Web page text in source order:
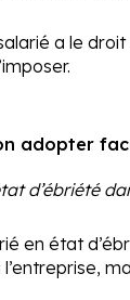
a le
adopter
d’ébriété
en état